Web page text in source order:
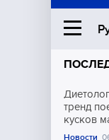
тренд
кусков
Новости